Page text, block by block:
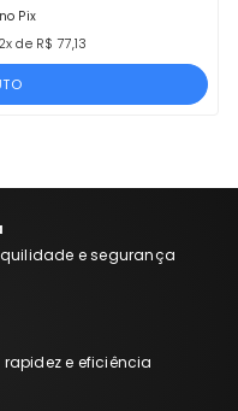
no Pix
de R$ 77,13
e segurança
e eficiência